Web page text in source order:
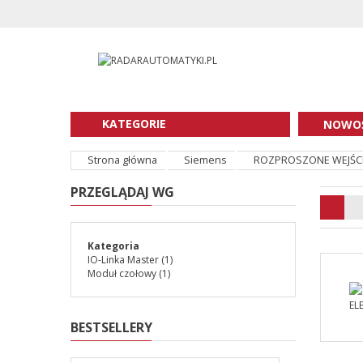
KATEGORIE
Strona główna Siemens ROZPROSZONE
PRZEGLĄDAJ WG
Kategoria
IO-Linka Master (1)
Moduł czołowy (1)
BESTSELLERY